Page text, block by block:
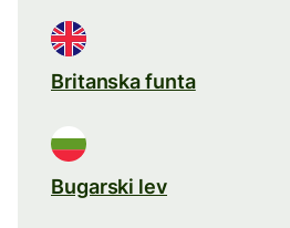
Britanska funta
Bugarski lev